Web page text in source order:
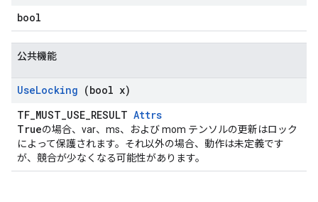
bool
公共機能
UseLocking (bool x)
TF_MUST_USE_RESULT Attrs
Trueの場合、var、ms、および mom テンソルの更新はロック
によって保護されます。それ以外の場合、動作は未定義です
が、競合が少なくなる可能性があります。